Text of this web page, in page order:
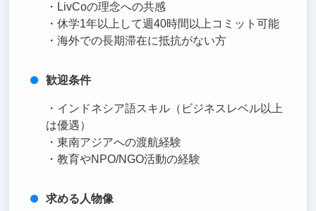
・LivCoの理念への共感
・休学1年以上して週40時間以上コミット可能
・海外での長期滞在に抵抗がない方
歓迎条件
・インドネシア語スキル（ビジネスレベル以上
は優遇）
・東南アジアへの渡航経験
・教育やNPO/NGO活動の経験
求める人物像